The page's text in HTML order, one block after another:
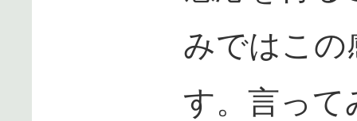
みではこの
す。言って